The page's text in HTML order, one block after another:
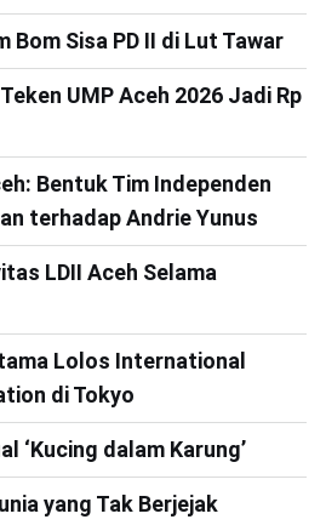
Bom Sisa PD II di Lut Tawar
UMP Aceh 2026 Jadi Rp
Bentuk Tim Independen
terhadap Andrie Yunus
LDII Aceh Selama
Lolos International
di Tokyo
‘Kucing dalam Karung’
yang Tak Berjejak